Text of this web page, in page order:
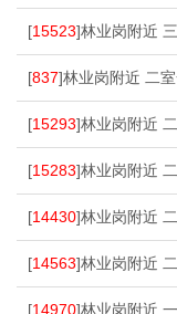
[15523]林业岗附近
[837]林业岗附近 二
[15293]林业岗附近
[15283]林业岗附近
[14430]林业岗附近
[14563]林业岗附近
[14970]林业岗附近